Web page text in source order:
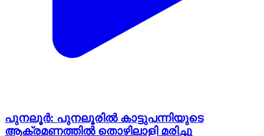
പുനലൂർ: പുനലൂരിൽ കാട്ടുപന്നിയുടെ
ആക്രമണത്തിൽ തൊഴിലാളി മരിച്ചു